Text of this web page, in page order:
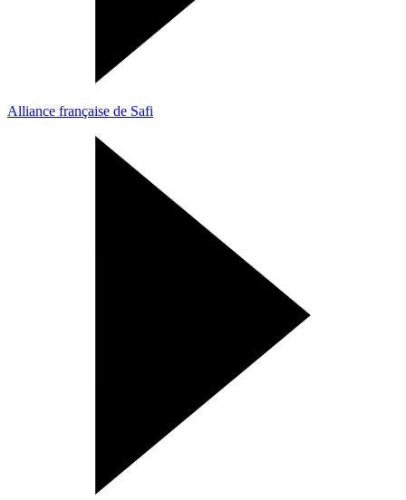
Alliance française de Safi